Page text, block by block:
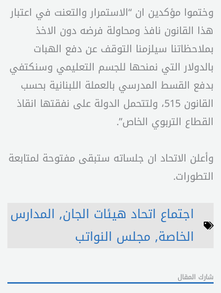
وختموا مؤكدين ان “الاستمرار والتعنت في اعتبار
هذا القانون نافذ ومحاولة فرضه دون الاخذ
بملاحظاتنا سيلزمنا التوقف عن دفع الهبات
بالدولار التي نمنحها للجسم التعليمي وسنكتفي
بدفع القسط المدرسي بالعملة اللبنانية بحسب
القانون 515، ولتتحمل الدولة على نفقتها انقاذ
القطاع التربوي الخاص”.
وأعلن الاتحاد ان جلساته ستبقى مفتوحة لمتابعة
التطورات.
اجتماع اتحاد هيئات الجان, المدارس
الخاصة, مجلس النواتب
شارك المقال